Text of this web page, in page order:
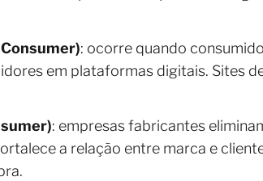
: ocorre quando
em plataformas digitais. Sites
: empresas fabricantes
a relação entre marca e